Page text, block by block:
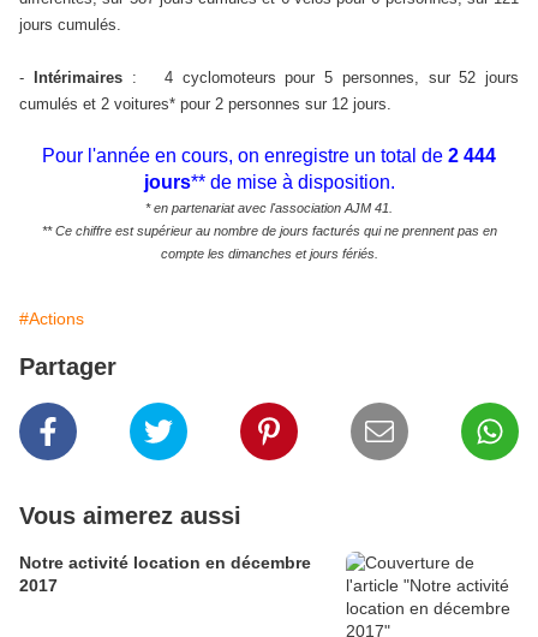
jours cumulés.
- Intérimaires:
4 cyclomoteurs pour 5 personnes, sur 52 jours
cumulés et 2 voitures* pour 2 personnes sur 12 jours.
Pour l'année en cours, on enregistre un total de 2 444
jours** de mise à disposition.
* en partenariat avec l'association AJM 41.
** Ce chiffre est supérieur au nombre de jours facturés qui ne prennent pas en
compte les dimanches et jours fériés.
#Actions
Partager
Vous aimerez aussi
Notre activité location en décembre
2017